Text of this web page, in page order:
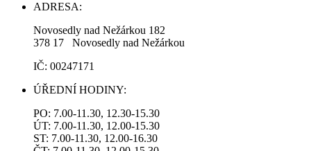
ADRESA:
Novosedly nad Nežárkou 182
378 17 Novosedly nad Nežárkou
IČ: 00247171
ÚŘEDNÍ HODINY:
PO: 7.00-11.30, 12.30-15.30
ÚT: 7.00-11.30, 12.00-15.30
ST: 7.00-11.30, 12.00-16.30